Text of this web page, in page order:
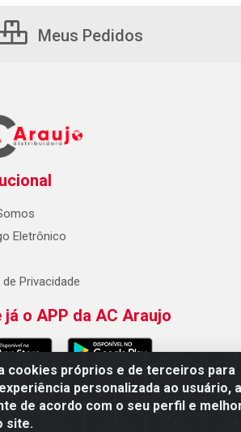
cookies próprios e de terceiros para
personalizada ao usuário,
de acordo com o seu perfil e
site.
Meus Pedidos
Eletrônico
Privacidade
já o APP da AC Araujo
AC Araujo Distribuidora - Rua